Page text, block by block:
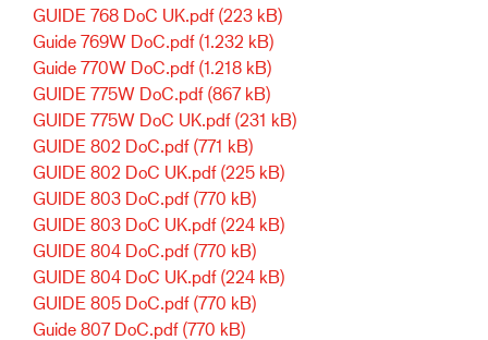
GUIDE 768 DoC UK.pdf (223 kB)
Guide 769W DoC.pdf (1.232 kB)
Guide 770W DoC.pdf (1.218 kB)
GUIDE 775W DoC.pdf (867 kB)
GUIDE 775W DoC UK.pdf (231 kB)
GUIDE 802 DoC.pdf (771 kB)
GUIDE 802 DoC UK.pdf (225 kB)
GUIDE 803 DoC.pdf (770 kB)
GUIDE 803 DoC UK.pdf (224 kB)
GUIDE 804 DoC.pdf (770 kB)
GUIDE 804 DoC UK.pdf (224 kB)
GUIDE 805 DoC.pdf (770 kB)
Guide 807 DoC.pdf (770 kB)